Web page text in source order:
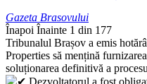
Gazeta Brasovului
Înapoi Înainte 1 din 177
Tribunalul Brașov a emis
Properties să mențină
soluționarea definitivă a
Dezvoltatorul a fost